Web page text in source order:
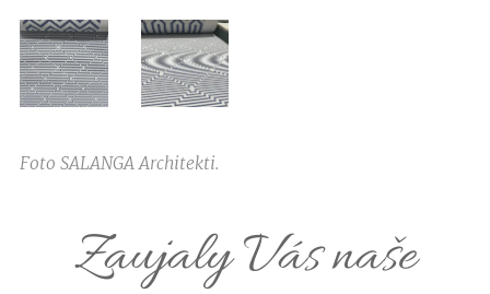
Foto SALANGA Architekti.
Zaujaly Vás naše